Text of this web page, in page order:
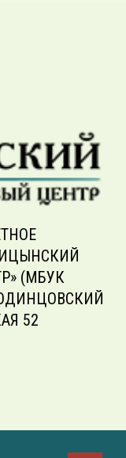
(МБУК
52